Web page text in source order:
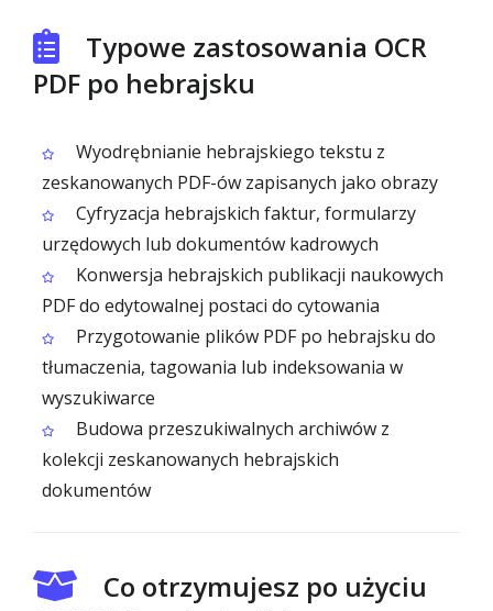
Typowe zastosowania OCR
PDF po hebrajsku
Wyodrębnianie hebrajskiego tekstu z
zeskanowanych PDF-ów zapisanych jako obrazy
Cyfryzacja hebrajskich faktur, formularzy
urzędowych lub dokumentów kadrowych
Konwersja hebrajskich publikacji naukowych
PDF do edytowalnej postaci do cytowania
Przygotowanie plików PDF po hebrajsku do
tłumaczenia, tagowania lub indeksowania w
wyszukiwarce
Budowa przeszukiwalnych archiwów z
kolekcji zeskanowanych hebrajskich
dokumentów
Co otrzymujesz po użyciu